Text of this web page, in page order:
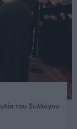
του Συλλόγου